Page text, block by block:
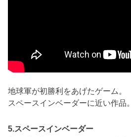
地球軍が初勝利をあげたゲーム。
スペースインベーダーに近い作品。
5.スペースインベーダー